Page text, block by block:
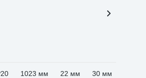
1023 мм 22 мм 30 мм